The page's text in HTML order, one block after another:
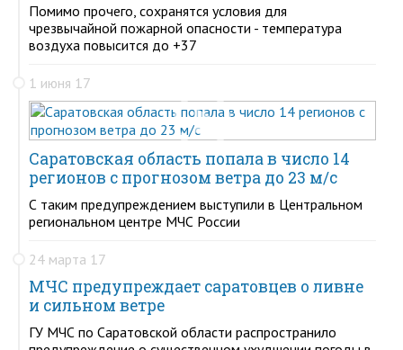
Помимо прочего, сохранятся условия для
чрезвычайной пожарной опасности - температура
воздуха повысится до +37
1 июня 17
Саратовская область попала в число 14
регионов с прогнозом ветра до 23 м/с
С таким предупреждением выступили в Центральном
региональном центре МЧС России
24 марта 17
МЧС предупреждает саратовцев о ливне
и сильном ветре
ГУ МЧС по Саратовской области распространило